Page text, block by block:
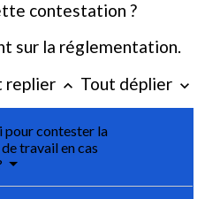
contestation ?
sur la réglementation.
replier keyboard_arrow_up Tout déplier keyboard_arrow_down
pour contester la
travail en cas